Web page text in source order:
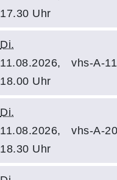
17.30 Uhr
Di.
11.08.2026,
18.00 Uhr
vhs-A-
Di.
11.08.2026,
18.30 Uhr
vhs-A-